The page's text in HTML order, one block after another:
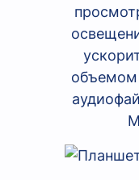
объемом